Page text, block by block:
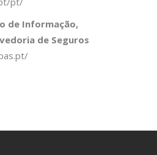
de Informação,
de Seguros